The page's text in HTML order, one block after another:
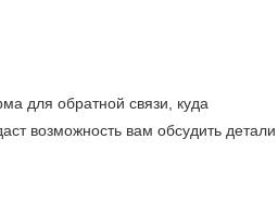
для обратной связи, куда
возможность вам обсудить детали